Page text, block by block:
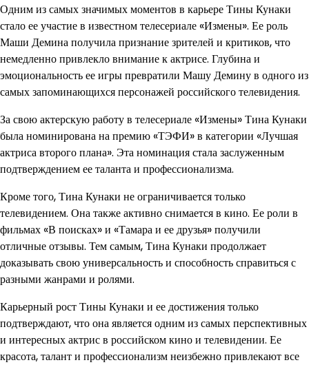
Одним из самых значимых моментов в карьере Тины Кунаки
стало ее участие в известном телесериале «Измены». Ее роль
Маши Демина получила признание зрителей и критиков, что
немедленно привлекло внимание к актрисе. Глубина и
эмоциональность ее игры превратили Машу Демину в одного из
самых запоминающихся персонажей российского телевидения.
За свою актерскую работу в телесериале «Измены» Тина Кунаки
была номинирована на премию «ТЭФИ» в категории «Лучшая
актриса второго плана». Эта номинация стала заслуженным
подтверждением ее таланта и профессионализма.
Кроме того, Тина Кунаки не ограничивается только
телевидением. Она также активно снимается в кино. Ее роли в
фильмах «В поисках» и «Тамара и ее друзья» получили
отличные отзывы. Тем самым, Тина Кунаки продолжает
доказывать свою универсальность и способность справиться с
разными жанрами и ролями.
Карьерный рост Тины Кунаки и ее достижения только
подтверждают, что она является одним из самых перспективных
и интересных актрис в российском кино и телевидении. Ее
красота, талант и профессионализм неизбежно привлекают все